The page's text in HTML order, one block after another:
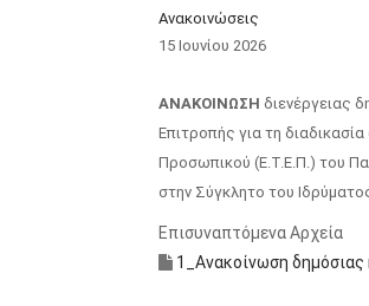
Ανακοινώσεις
15 Ιουνίου 2026
ΑΝΑΚΟΙΝΩΣΗ διενέργειας
Επιτροπής για τη
Προσωπικού (Ε.Τ.Ε.Π.) του
στην Σύγκλητο του
Επισυναπτόμενα Αρχεία
1_Ανακοίνωση